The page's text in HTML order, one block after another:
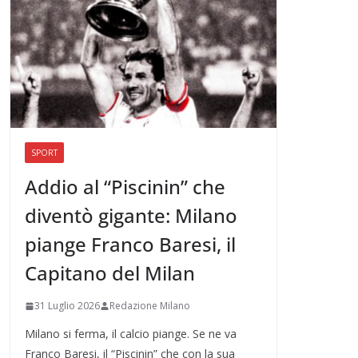
SPORT
Addio al “Piscinin” che
diventò gigante: Milano
piange Franco Baresi, il
Capitano del Milan
31 Luglio 2026 Redazione Milano
Milano si ferma, il calcio piange. Se ne va
Franco Baresi, il “Piscinin” che con la sua